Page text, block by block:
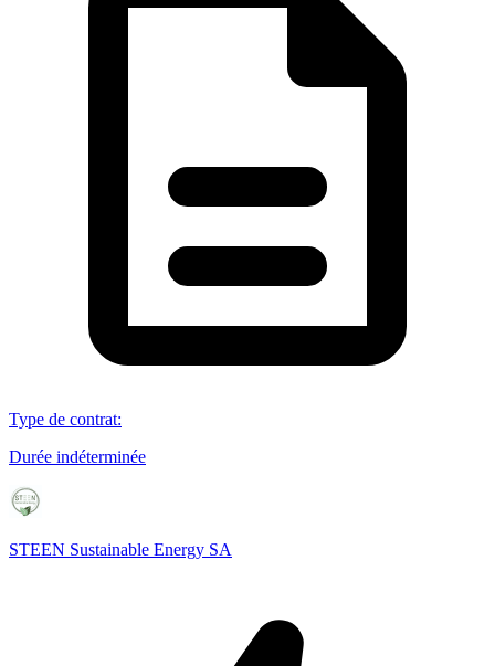
Type de contrat:
Durée indéterminée
STEEN Sustainable Energy SA